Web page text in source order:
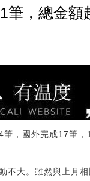
筆，總金額
，國外完成17筆
大。雖然與上月